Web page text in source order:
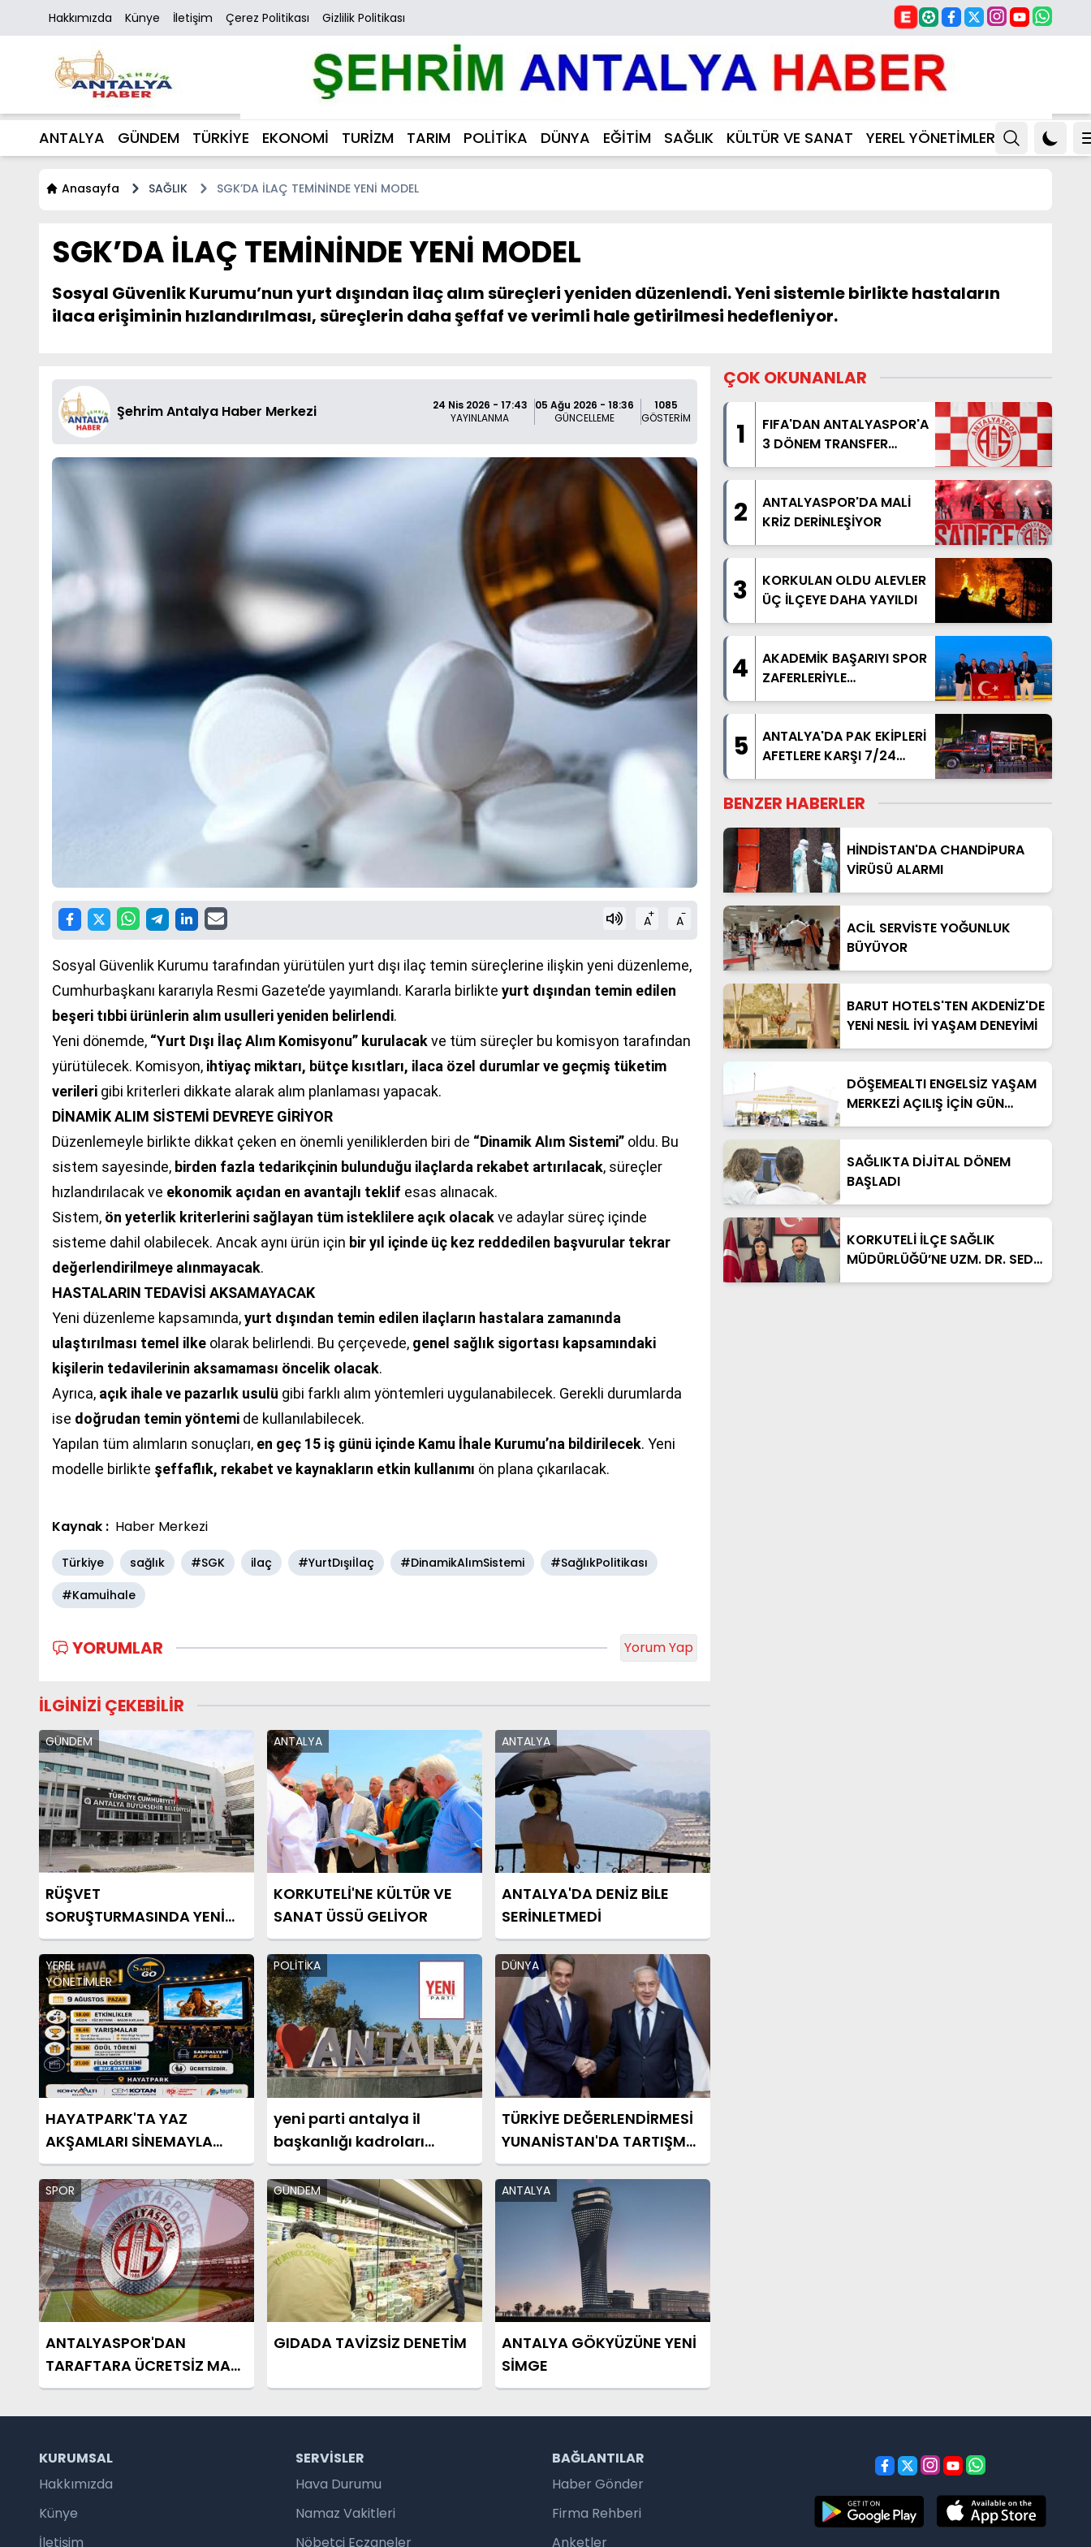
Hakkımızda Künye İletişim Çerez Politikası Gizlilik Politikası
ANTALYA GÜNDEM TÜRKİYE EKONOMİ TURİZM TARIM POLİTİKA DÜNYA EĞİTİM SAĞLIK KÜLTÜR VE SANAT YEREL YÖNETİMLER
Anasayfa SAĞLIK SGK’DA İLAÇ TEMİNİNDE YENİ MODEL
SGK’DA İLAÇ TEMİNİNDE YENİ MODEL
Sosyal Güvenlik Kurumu’nun yurt dışından ilaç alım süreçleri yeniden düzenlendi. Yeni sistemle birlikte hastaların
ilaca erişiminin hızlandırılması, süreçlerin daha şeffaf ve verimli hale getirilmesi hedefleniyor.
Şehrim Antalya Haber Merkezi
24 Nis 2026 - 17:43
YAYINLANMA
05 Ağu 2026 - 18:36
GÜNCELLEME
1085
GÖSTERİM
A+ A-
Sosyal Güvenlik Kurumu tarafından yürütülen yurt dışı ilaç temin süreçlerine ilişkin yeni düzenleme,
Cumhurbaşkanı kararıyla Resmi Gazete’de yayımlandı. Kararla birlikte yurt dışından temin edilen
beşeri tıbbi ürünlerin alım usulleri yeniden belirlendi.
Yeni dönemde, “Yurt Dışı İlaç Alım Komisyonu” kurulacakve tüm süreçler bu komisyon tarafından
yürütülecek. Komisyon, ihtiyaç miktarı, bütçe kısıtları, ilaca özel durumlar ve geçmiş tüketim
verileri gibi kriterleri dikkate alarak alım planlaması yapacak.
DİNAMİK ALIM SİSTEMİ DEVREYE GİRİYOR
Düzenlemeyle birlikte dikkat çeken en önemli yeniliklerden biri de “Dinamik Alım Sistemi” oldu. Bu
sistem sayesinde, birden fazla tedarikçinin bulunduğu ilaçlarda rekabet artırılacak, süreçler
hızlandırılacak ve ekonomik açıdan en avantajlı teklif esas alınacak.
Sistem, ön yeterlik kriterlerini sağlayan tüm isteklilere açık olacakve adaylar süreç içinde
sisteme dahil olabilecek. Ancak aynı ürün için bir yıl içinde üç kez reddedilen başvurular tekrar
değerlendirilmeye alınmayacak.
HASTALARIN TEDAVİSİ AKSAMAYACAK
Yeni düzenleme kapsamında,yurt dışından temin edilen ilaçların hastalara zamanında
ulaştırılması temel ilke olarak belirlendi. Bu çerçevede, genel sağlık sigortası kapsamındaki
kişilerin tedavilerinin aksamaması öncelik olacak.
Ayrıca, açık ihale ve pazarlık usulü gibi farklı alım yöntemleri uygulanabilecek. Gerekli durumlarda
ise doğrudan temin yöntemi de kullanılabilecek.
Yapılan tüm alımların sonuçları, en geç 15 iş günü içinde Kamu İhale Kurumu’na bildirilecek. Yeni
modelle birlikte şeffaflık, rekabet ve kaynakların etkin kullanımı ön plana çıkarılacak.
Kaynak : Haber Merkezi
Türkiye sağlık #SGK ilaç #YurtDışıİlaç #DinamikAlımSistemi
#SağlıkPolitikası
#Kamuİhale
YORUMLAR Yorum Yap
İLGİNİZİ ÇEKEBİLİR
GÜNDEM
RÜŞVET
SORUŞTURMASINDA YENİ
GÖZALTILAR
ANTALYA
KORKUTELİ'NE KÜLTÜR VE
SANAT ÜSSÜ GELİYOR
ANTALYA
ANTALYA'DA DENİZ BİLE
SERİNLETMEDİ
YEREL
YÖNETİMLER
HAYATPARK'TA YAZ
AKŞAMLARI SİNEMAYLA
RENKLENECEK
POLİTİKA
yeni parti antalya il
başkanlığı kadroları
açıklandı
DÜNYA
TÜRKİYE DEĞERLENDİRMESİ
YUNANİSTAN'DA TARTIŞMA
YARATTI
SPOR
ANTALYASPOR'DAN
TARAFTARA ÜCRETSİZ MAÇ
JESTİ
GÜNDEM
GIDADA TAVİZSİZ DENETİM
ANTALYA
ANTALYA GÖKYÜZÜNE YENİ
SİMGE
ÇOK OKUNANLAR
1
FIFA'DAN ANTALYASPOR'A
3 DÖNEM TRANSFER
YASAĞI
2
ANTALYASPOR'DA MALİ
KRİZ DERİNLEŞİYOR
3
KORKULAN OLDU ALEVLER
ÜÇ İLÇEYE DAHA YAYILDI
4
AKADEMİK BAŞARIYI SPOR
ZAFERLERİYLE
TAÇLANDIRDILAR
5
ANTALYA'DA PAK EKİPLERİ
AFETLERE KARŞI 7/24
HAZIR
BENZER HABERLER
HİNDİSTAN'DA CHANDİPURA
VİRÜSÜ ALARMI
ACİL SERVİSTE YOĞUNLUK
BÜYÜYOR
BARUT HOTELS'TEN AKDENİZ'DE
YENİ NESİL İYİ YAŞAM DENEYİMİ
DÖŞEMEALTI ENGELSİZ YAŞAM
MERKEZİ AÇILIŞ İÇİN GÜN
SAYIYOR
SAĞLIKTA DİJİTAL DÖNEM
BAŞLADI
KORKUTELİ İLÇE SAĞLIK
MÜDÜRLÜĞÜ’NE UZM. DR. SEDA
YILMAZER ATANDI
KURUMSAL
Hakkımızda
Künye
İletişim
SERVISLER
Hava Durumu
Namaz Vakitleri
Nöbetçi Eczaneler
BAĞLANTILAR
Haber Gönder
Firma Rehberi
Anketler